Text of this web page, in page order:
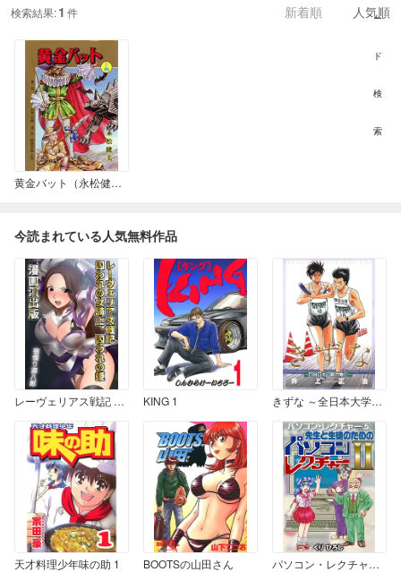
検索結果:1 件 新着順 人気順
黄金バット（永松健夫・明々社版） 上巻（1）
今読まれている人気無料作品
レーヴェリアス戦記 囚われの女騎士、囚われの姫 漫画演出版 KING 1 きずな ～全日本大学駅伝物語～
天才料理少年味の助 1 BOOTSの山田さん パソコン・レクチャー⑤ 先生と生徒のためのパソコンレクチャーⅡ